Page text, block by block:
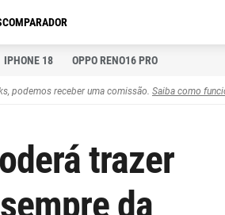
COMPARADOR
IPHONE 18 OPPO RENO16 PRO
podemos receber uma comissão. Saiba como
trazer
da